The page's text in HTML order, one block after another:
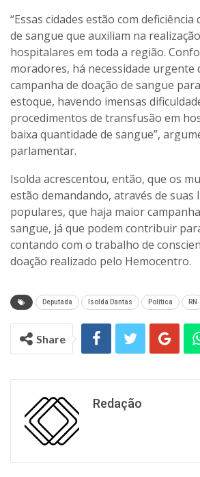
“Essas cidades estão com
de sangue que auxiliam na
hospitalares em toda a região.
moradores, há necessidade urgente
campanha de doação de sangue
estoque, havendo imensas
procedimentos de transfusão em
baixa quantidade de sangue”,
parlamentar.
Isolda acrescentou, então, que os
estão demandando, através de suas
populares, que haja maior
sangue, já que podem contribuir
contando com o trabalho de
doação realizado pelo Hemocentro.
Deputada Isolda Dantas Política RN
Share
Redação